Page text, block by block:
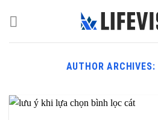
AUTHOR ARCHIVES: